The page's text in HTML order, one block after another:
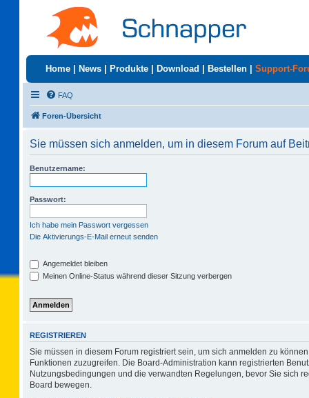
Home News Produkte Download Bestellen Support-
FAQ
Foren-Übersicht
Sie müssen sich anmelden, um in diesem Forum auf
Benutzername:
Passwort:
Ich habe mein Passwort vergessen
Die Aktivierungs-E-Mail erneut senden
Angemeldet bleiben
Meinen Online-Status während dieser Sitzung verbergen
REGISTRIEREN
Sie müssen in diesem Forum registriert sein, um sich anmelden zu
Funktionen zuzugreifen. Die Board-Administration kann registrierten
Nutzungsbedingungen und die verwandten Regelungen, bevor Sie sich
Board bewegen.